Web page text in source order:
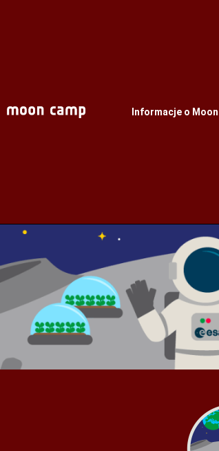
Informacje o